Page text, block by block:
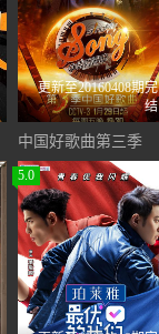
更新至20160408期完
结
中国好歌曲第三季
5.0